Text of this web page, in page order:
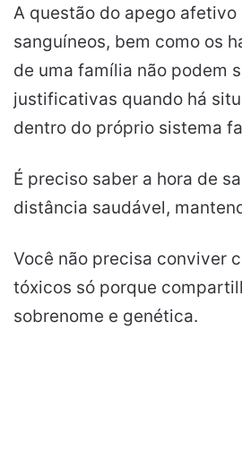
A questão do apego afetivo
sanguíneos, bem como os
de uma família não podem
justificativas quando há
dentro do próprio sistema
É preciso saber a hora de
distância saudável,
Você não precisa conviver
tóxicos só porque
sobrenome e genética.